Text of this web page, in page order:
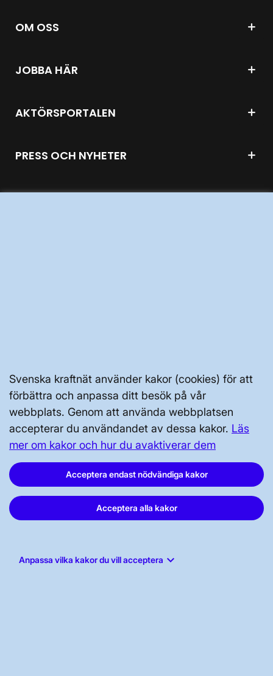
Svenska kraftnät använder kakor (cookies) för att
förbättra och anpassa ditt besök på vår
webbplats. Genom att använda webbplatsen
accepterar du användandet av dessa kakor. Läs
mer om kakor och hur du avaktiverar dem
Acceptera endast nödvändiga kakor
Acceptera alla kakor
Anpassa vilka kakor du vill acceptera keyboard_arrow_down
OM OSS
JOBBA HÄR
AKTÖRSPORTALEN
PRESS OCH NYHETER
Svenska kraftnät, Box 1200, 172 24
E-post:registrator@svk.se
Vår dataskyddspolicy
Tillgänglighetsredogörelse